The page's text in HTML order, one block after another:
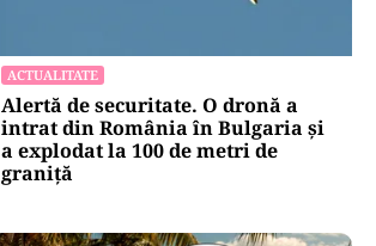
ACTUALITATE
Alertă de securitate. O dronă a
intrat din România în Bulgaria şi
a explodat la 100 de metri de
graniţă